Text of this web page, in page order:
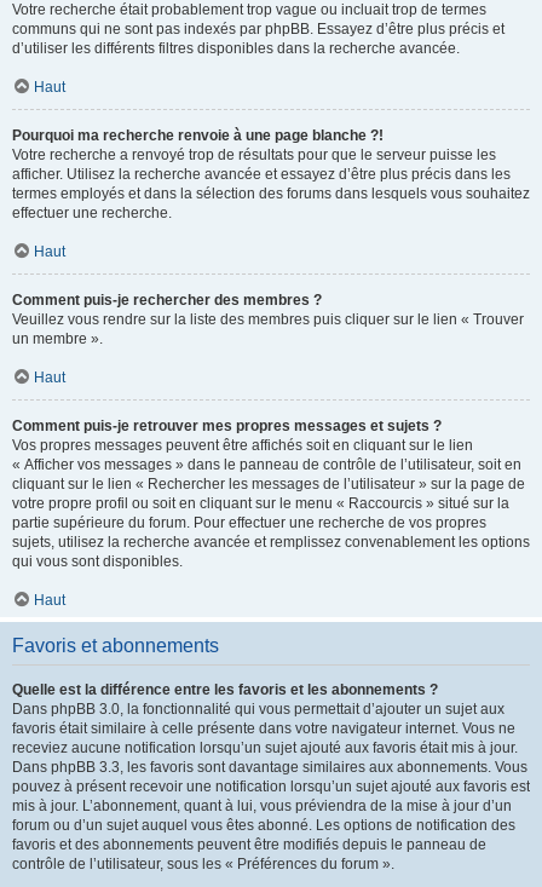
Votre recherche était probablement trop vague ou incluait trop de termes
communs qui ne sont pas indexés par phpBB. Essayez d’être plus précis et
d’utiliser les différents filtres disponibles dans la recherche avancée.
Haut
Pourquoi ma recherche renvoie à une page blanche ?!
Votre recherche a renvoyé trop de résultats pour que le serveur puisse les
afficher. Utilisez la recherche avancée et essayez d’être plus précis dans les
termes employés et dans la sélection des forums dans lesquels vous souhaitez
effectuer une recherche.
Haut
Comment puis-je rechercher des membres ?
Veuillez vous rendre sur la liste des membres puis cliquer sur le lien « Trouver
un membre ».
Haut
Comment puis-je retrouver mes propres messages et sujets ?
Vos propres messages peuvent être affichés soit en cliquant sur le lien
« Afficher vos messages » dans le panneau de contrôle de l’utilisateur, soit en
cliquant sur le lien « Rechercher les messages de l’utilisateur » sur la page de
votre propre profil ou soit en cliquant sur le menu « Raccourcis » situé sur la
partie supérieure du forum. Pour effectuer une recherche de vos propres
sujets, utilisez la recherche avancée et remplissez convenablement les options
qui vous sont disponibles.
Haut
Favoris et abonnements
Quelle est la différence entre les favoris et les abonnements ?
Dans phpBB 3.0, la fonctionnalité qui vous permettait d’ajouter un sujet aux
favoris était similaire à celle présente dans votre navigateur internet. Vous ne
receviez aucune notification lorsqu’un sujet ajouté aux favoris était mis à jour.
Dans phpBB 3.3, les favoris sont davantage similaires aux abonnements. Vous
pouvez à présent recevoir une notification lorsqu’un sujet ajouté aux favoris est
mis à jour. L’abonnement, quant à lui, vous préviendra de la mise à jour d’un
forum ou d’un sujet auquel vous êtes abonné. Les options de notification des
favoris et des abonnements peuvent être modifiés depuis le panneau de
contrôle de l’utilisateur, sous les « Préférences du forum ».